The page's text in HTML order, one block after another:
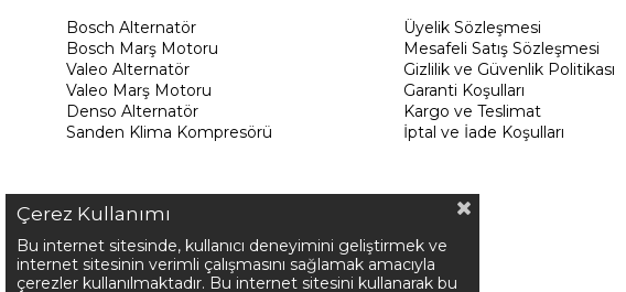
Bosch Alternatör
Bosch Marş Motoru
Valeo Alternatör
Valeo Marş Motoru
Denso Alternatör
Sanden Klima Kompresörü
Üyelik Sözleşmesi
Mesafeli Satış Sözleşmesi
Gizlilik ve Güvenlik Politikası
Garanti Koşulları
Kargo ve Teslimat
İptal ve İade Koşulları
Çerez Kullanımı
Bu internet sitesinde, kullanıcı deneyimini geliştirmek ve
internet sitesinin verimli çalışmasını sağlamak amacıyla
çerezler kullanılmaktadır. Bu internet sitesini kullanarak bu